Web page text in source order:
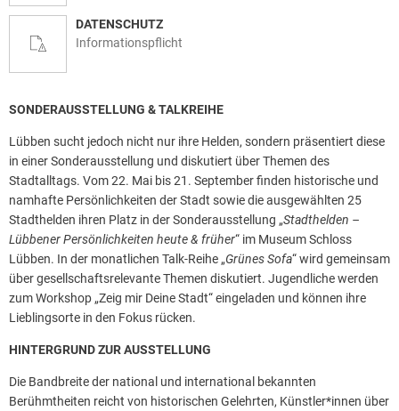
DATENSCHUTZ
Informationspflicht
SONDERAUSSTELLUNG & TALKREIHE
Lübben sucht jedoch nicht nur ihre Helden, sondern präsentiert diese
in einer Sonderausstellung und diskutiert über Themen des
Stadtalltags. Vom 22. Mai bis 21. September finden historische und
namhafte Persönlichkeiten der Stadt sowie die ausgewählten 25
Stadthelden ihren Platz in der Sonderausstellung „Stadthelden –
Lübbener Persönlichkeiten heute & früher“ im Museum Schloss
Lübben. In der monatlichen Talk-Reihe „Grünes Sofa“ wird gemeinsam
über gesellschaftsrelevante Themen diskutiert. Jugendliche werden
zum Workshop „Zeig mir Deine Stadt“ eingeladen und können ihre
Lieblingsorte in den Fokus rücken.
HINTERGRUND ZUR AUSSTELLUNG
Die Bandbreite der national und international bekannten
Berühmtheiten reicht von historischen Gelehrten, Künstler*innen über